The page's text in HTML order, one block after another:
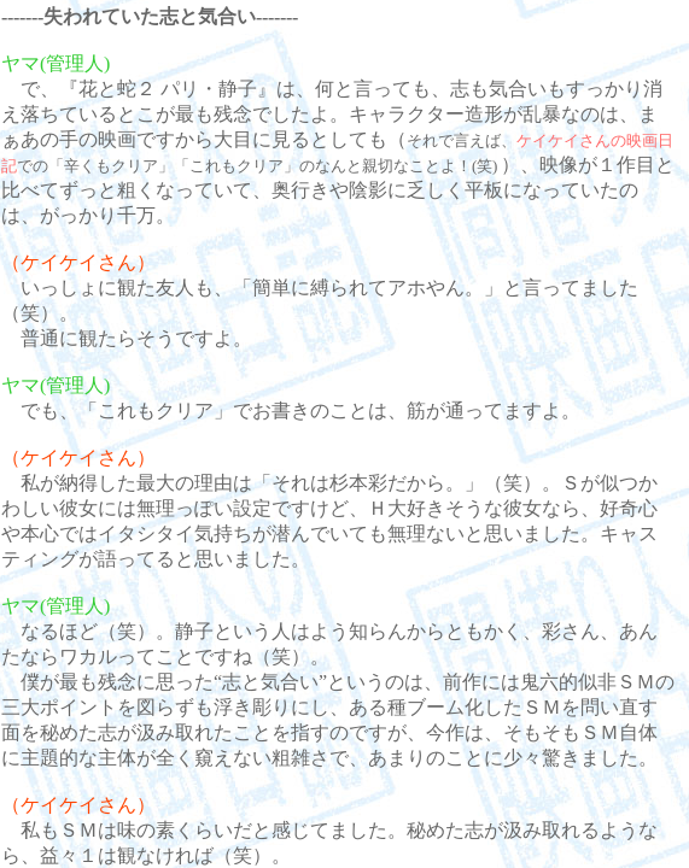
-------失われていた志と気合い-------
ヤマ(管理人)
で、『花と蛇２ パリ・静子』は、何と言っても、志も気合いもすっかり消
え落ちているとこが最も残念でしたよ。キャラクター造形が乱暴なのは、ま
ぁあの手の映画ですから大目に見るとしても（ それで言えば、 ケイケイさんの映画日
記での「辛くもクリア」「これもクリア」のなんと親切なことよ！(笑) ）、映像が１作目と
比べてずっと粗くなっていて、奥行きや陰影に乏しく平板になっていたの
は、がっかり千万。
（ケイケイさん）
いっしょに観た友人も、「簡単に縛られてアホやん。」と言ってました
（笑）。
普通に観たらそうですよ。
ヤマ(管理人)
でも、「これもクリア」でお書きのことは、筋が通ってますよ。
（ケイケイさん）
私が納得した最大の理由は「それは杉本彩だから。」（笑）。Ｓが似つか
わしい彼女には無理っぽい設定ですけど、Ｈ大好きそうな彼女なら、好奇心
や本心ではイタシタイ気持ちが潜んでいても無理ないと思いました。キャス
ティングが語ってると思いました。
ヤマ(管理人)
なるほど（笑）。静子という人はよう知らんからともかく、彩さん、あん
たならワカルってことですね（笑）。
僕が最も残念に思った“志と気合い”というのは、前作には鬼六的似非ＳＭの
三大ポイントを図らずも浮き彫りにし、ある種ブーム化したＳＭを問い直す
面を秘めた志が汲み取れたことを指すのですが、今作は、そもそもＳＭ自体
に主題的な主体が全く窺えない粗雑さで、あまりのことに少々驚きました。
（ケイケイさん）
私もＳＭは味の素くらいだと感じてました。秘めた志が汲み取れるような
ら、益々１は観なければ（笑）。